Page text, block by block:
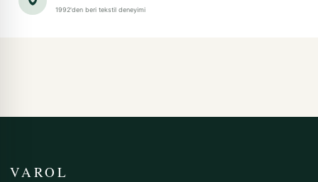
1992'den beri tekstil deneyimi
VAROL